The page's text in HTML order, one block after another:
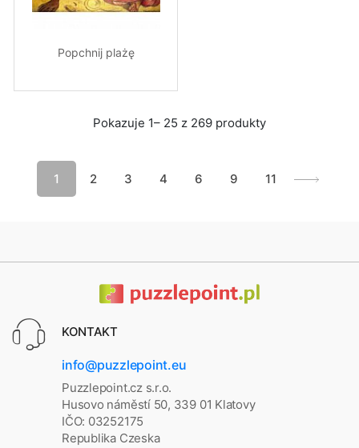
Popchnij plażę
Pokazuje 1– 25 z 269 produkty
1 2 3 4 6 9 11
KONTAKT
info@puzzlepoint.eu
Puzzlepoint.cz s.r.o.
Husovo náměstí 50, 339 01 Klatovy
IČO: 03252175
Republika Czeska